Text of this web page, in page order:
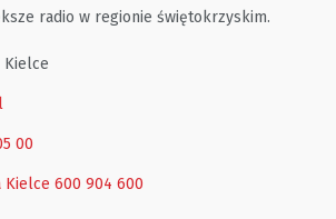
radio w regionie świętokrzyskim.
Kielce
00
Kielce 600 904 600